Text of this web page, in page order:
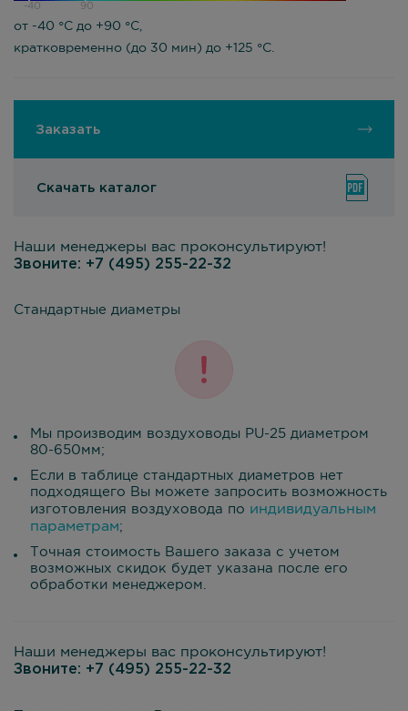
-40 90
от -40 °С до +90 °С,
кратковременно (до 30 мин) до +125 °С.
Заказать
Скачать каталог
Наши менеджеры вас проконсультируют!
Звоните: +7 (495) 255-22-32
Стандартные диаметры
Мы производим воздуховоды PU-25 диаметром
80-650мм;
Если в таблице стандартных диаметров нет
подходящего Вы можете запросить возможность
изготовления воздуховода по индивидуальным
параметрам;
Точная стоимость Вашего заказа с учетом
возможных скидок будет указана после его
обработки менеджером.
Наши менеджеры вас проконсультируют!
Звоните: +7 (495) 255-22-32